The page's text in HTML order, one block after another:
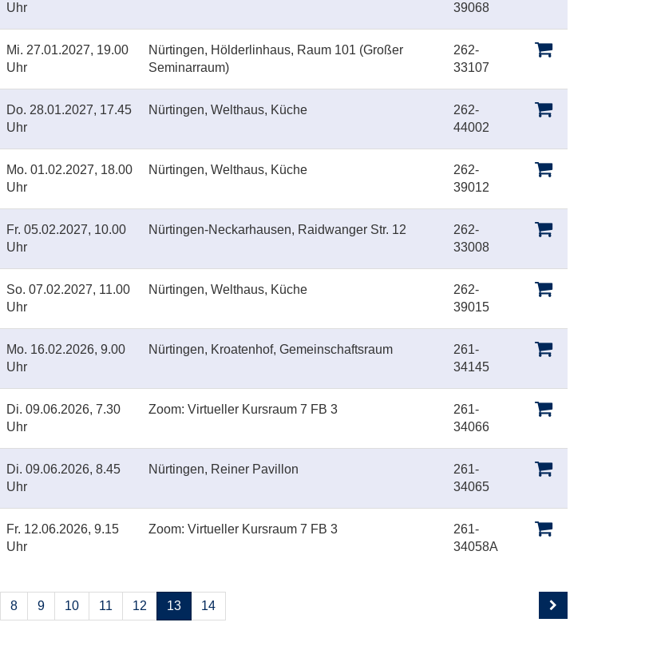
Uhr
39068
Mi. 27.01.2027, 19.00
Uhr
Nürtingen, Hölderlinhaus, Raum 101 (Großer
Seminarraum)
262-
33107
Do. 28.01.2027, 17.45
Uhr
Nürtingen, Welthaus, Küche
262-
44002
Mo. 01.02.2027, 18.00
Uhr
Nürtingen, Welthaus, Küche
262-
39012
Fr. 05.02.2027, 10.00
Uhr
Nürtingen-Neckarhausen, Raidwanger Str. 12
262-
33008
So. 07.02.2027, 11.00
Uhr
Nürtingen, Welthaus, Küche
262-
39015
Mo. 16.02.2026, 9.00
Uhr
Nürtingen, Kroatenhof, Gemeinschaftsraum
261-
34145
Di. 09.06.2026, 7.30
Uhr
Zoom: Virtueller Kursraum 7 FB 3
261-
34066
Di. 09.06.2026, 8.45
Uhr
Nürtingen, Reiner Pavillon
261-
34065
Fr. 12.06.2026, 9.15
Uhr
Zoom: Virtueller Kursraum 7 FB 3
261-
34058A
Seiten
blättern
8 9 10 11 12 13 14